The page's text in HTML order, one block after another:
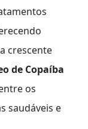
crescente
de Copaíba
os
saudáveis e